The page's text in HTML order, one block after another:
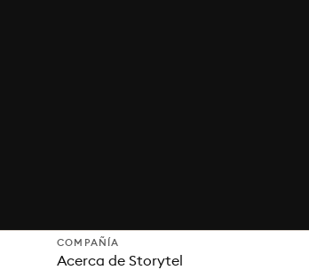
COMPAÑÍA
Acerca de Storytel